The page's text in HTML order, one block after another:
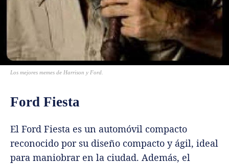
Los mejores memes de Harrison y Ford.
Ford Fiesta
El Ford Fiesta es un automóvil compacto
reconocido por su diseño compacto y ágil, ideal
para maniobrar en la ciudad. Además, el